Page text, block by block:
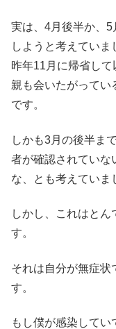
実は、4月後半か、
しようと考えていま
昨年11月に帰省し
親も会いたがってい
です。
しかも3月の後半ま
者が確認されていな
な、とも考えていま
しかし、これはとん
す。
それは自分が無症状
す。
もし僕が感染して